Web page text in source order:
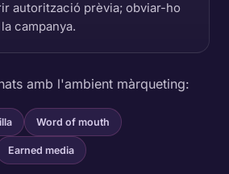
autorització prèvia; obviar-ho
campanya.
amb l'ambient màrqueting:
Word of mouth
Earned media